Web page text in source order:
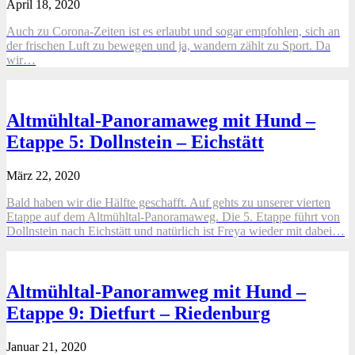
April 18, 2020
Auch zu Corona-Zeiten ist es erlaubt und sogar empfohlen, sich an
der frischen Luft zu bewegen und ja, wandern zählt zu Sport. Da
wir…
Altmühltal-Panoramaweg mit Hund –
Etappe 5: Dollnstein – Eichstätt
März 22, 2020
Bald haben wir die Hälfte geschafft. Auf gehts zu unserer vierten
Etappe auf dem Altmühltal-Panoramaweg. Die 5. Etappe führt von
Dollnstein nach Eichstätt und natürlich ist Freya wieder mit dabei…
Altmühltal-Panoramweg mit Hund –
Etappe 9: Dietfurt – Riedenburg
Januar 21, 2020